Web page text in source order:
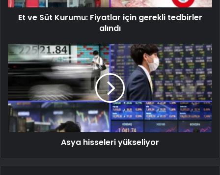
Et ve Süt Kurumu: Fiyatlar için gerekli tedbirler
alındı
Asya hisseleri yükseliyor